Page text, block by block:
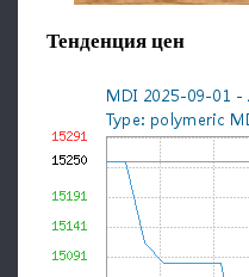
Тенденция цен